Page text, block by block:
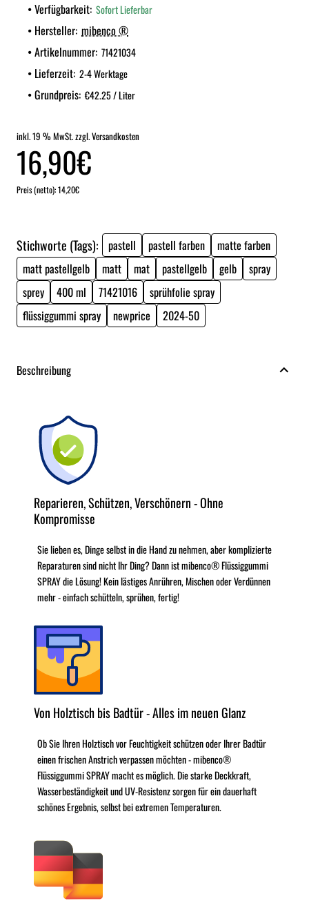
Verfügbarkeit: Sofort Lieferbar
Hersteller: mibenco ®
Artikelnummer: 71421034
Lieferzeit: 2-4 Werktage
Grundpreis: €42.25 / Liter
inkl. 19 % MwSt. zzgl. Versandkosten
16,90€
Preis (netto): 14,20€
Stichworte (Tags): pastell pastell farben
matte farben
matt pastellgelb
matt mat pastellgelb gelb
spray
sprey
400 ml 71421016
sprühfolie spray
flüssiggummi spray
newprice 2024-50
Beschreibung
Reparieren, Schützen, Verschönern - Ohne
Kompromisse
Sie lieben es, Dinge selbst in die Hand zu nehmen, aber komplizierte
Reparaturen sind nicht Ihr Ding? Dann ist mibenco® Flüssiggummi
SPRAY die Lösung! Kein lästiges Anrühren, Mischen oder Verdünnen
mehr - einfach schütteln, sprühen, fertig!
Von Holztisch bis Badtür - Alles im neuen Glanz
Ob Sie Ihren Holztisch vor Feuchtigkeit schützen oder Ihrer Badtür
einen frischen Anstrich verpassen möchten - mibenco®
Flüssiggummi SPRAY macht es möglich. Die starke Deckkraft,
Wasserbeständigkeit und UV-Resistenz sorgen für ein dauerhaft
schönes Ergebnis, selbst bei extremen Temperaturen.